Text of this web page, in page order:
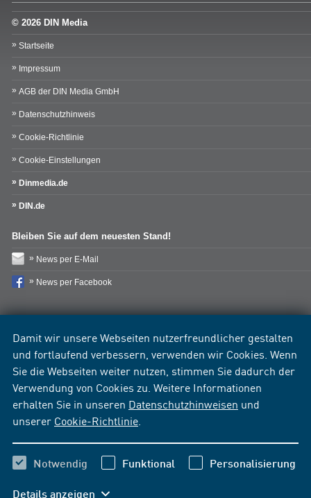
Damit wir unsere Webseiten nutzerfreundlicher gestalten
und fortlaufend verbessern, verwenden wir Cookies. Wenn
Sie die Webseiten weiter nutzen, stimmen Sie dadurch der
Verwendung von Cookies zu. Weitere Informationen
erhalten Sie in unseren Datenschutzhinweisen und
unserer Cookie-Richtlinie
Notwendig Funktional Personalisierung
Details anzeigen
© 2026 DIN Media
Startseite
Impressum
AGB der DIN Media GmbH
Datenschutzhinweis
Cookie-Richtlinie
Cookie-Einstellungen
Dinmedia.de
DIN.de
Bleiben Sie auf dem neuesten Stand!
News per E-Mail
News per Facebook